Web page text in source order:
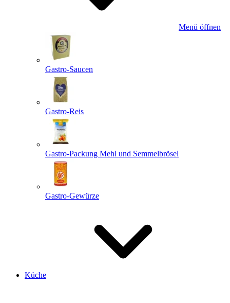
Menü öffnen
Gastro-Saucen
Gastro-Reis
Gastro-Packung Mehl und Semmelbrösel
Gastro-Gewürze
Küche